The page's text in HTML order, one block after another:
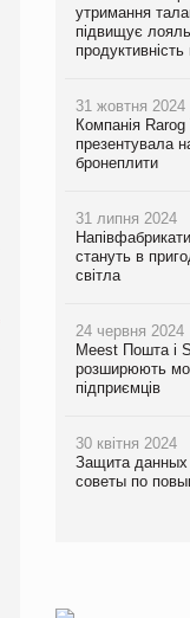
утримання
підвищує
31 жовтня 2024
Компанія
презентувала
бронеплити
31 липня 2024
стануть в
світла
24 червня 2024
Meest Пошта і
розширюють
підприємців
30 квітня 2024
Защита
советы по